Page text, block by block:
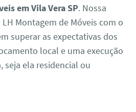
em Vila Vera SP. Nossa
Montagem de Móveis com o
superar as expectativas dos
local e uma execução
seja ela residencial ou